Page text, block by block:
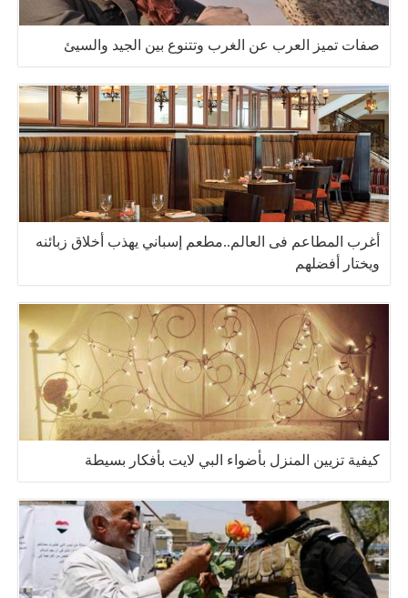
صفات تميز العرب عن الغرب وتتنوع بين الجيد والسيئ
أغرب المطاعم فى العالم..مطعم إسباني يهذب أخلاق زبائنه
ويختار أفضلهم
كيفية تزيين المنزل بأضواء البي لايت بأفكار بسيطة